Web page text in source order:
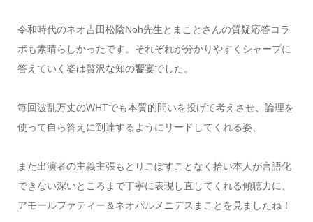
令和時代のネオ吉田松陰Noh先生とまことさんの質疑応答コラ
ボも素晴らしかったです。それぞれが分かりやすくシャープに
答えていく姿は贅沢な知の饗宴でした。
毎回波乱万丈のWHTでも本質的問いを投げて考えさせ、論理を
使って自ら答えに到達するようにリードしてくれる姿、
また出演者の主義主張もとりこぼすことなく拾い本人が言語化
できない深いところまで丁寧に表現し直してくれる傾聴力に、
アモールファティー＆ネオパルメニデスまことを見ましたね！